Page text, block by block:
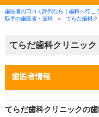
歯医者の口コミ評判なら｜歯科へ行こ
取手の歯医者・歯科
＞ てらだ歯科ク
てらだ歯科クリニック
歯医者情報
てらだ歯科クリニックの